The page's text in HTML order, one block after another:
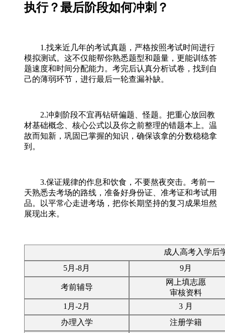
执行？最后阶段如何冲刺？
1.找来近几年的考试真题，严格按照考试时间进行
模拟测试。这不仅能帮你熟悉题型和题量，更能训练答
题速度和时间分配能力。考完后认真分析试卷，找到自
己的薄弱环节，进行最后一轮查漏补缺。
2.冲刺阶段不宜再钻研偏题、怪题。把重心放回教
材基础概念、核心公式以及你之前整理的错题本上。温
故而知新，巩固已掌握的知识，确保该拿的分数稳稳拿
到。
3.保证规律的作息和饮食，不要熬夜突击。考前一
天熟悉去考场的路线，准备好身份证、准考证和考试用
品。以平常心走进考场，把你长期坚持的复习成果坦然
展现出来。
成人高考入学后
5月-8月
9月
考前辅导
网上填志愿
审核资料
1月-2月
3 月
办理入学
注册学籍